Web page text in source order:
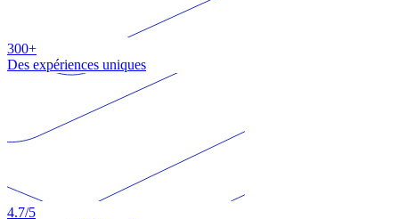
300+
Des expériences uniques
4.7/5